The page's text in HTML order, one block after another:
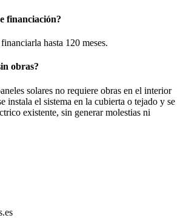
financiación?
hasta 120 meses.
obras?
solares no requiere obras en el interior
instala el sistema en la cubierta o tejado y se
existente, sin generar molestias ni